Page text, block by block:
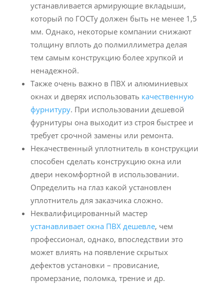
устанавливается армирующие вкладыши,
который по ГОСТу должен быть не менее 1,5
мм. Однако, некоторые компании снижают
толщину вплоть до полмиллиметра делая
тем самым конструкцию более хрупкой и
ненадежной.
Также очень важно в ПВХ и алюминиевых
окнах и дверях использовать качественную
фурнитуру. При использовании дешевой
фурнитуры она выходит из строя быстрее и
требует срочной замены или ремонта.
Некачественный уплотнитель в конструкции
способен сделать конструкцию окна или
двери некомфортной в использовании.
Определить на глаз какой установлен
уплотнитель для заказчика сложно.
Неквалифицированный мастер
устанавливает окна ПВХ дешевле, чем
профессионал, однако, впоследствии это
может влиять на появление скрытых
дефектов установки – провисание,
промерзание, поломка, трение и др.